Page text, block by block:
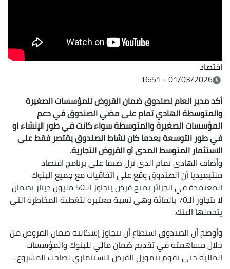
01/03/
العام لصندوق ضمان القروض للمؤسسات الصغيرة
الهادي تمام على مضي الصندوق في دعم
الصغيرة والمتوسطة سواء كانت في طور الإنشاء او
بعدما كان نشاط الصندوق يقتصر فقط على
المتوسط المدى آو القروض التجارية.
تمام الذي نزل ضيفا على برنامج اقتصاد
أن الصندوق وقع على اتفاقيات مع جميع البنوك
المعتمدة في الجزائر بمنح قرض يتجاوز الـ50 مليون دينار بضمان
لا يتجاوز الـ70 بالمائة وهي نسبة معتبرة لتغطية المخاطرة التي
الصندوق استطاع أن يتجاوز إشكالية ضمان القروض من
في تقديم ضمان مالي للبنوك والمؤسسات
حتى تقوم بتمويل القرض الاستثماري لصاحب المشروع .